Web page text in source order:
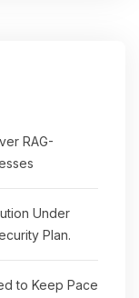
RAG-
Under
Plan.
to Keep Pace